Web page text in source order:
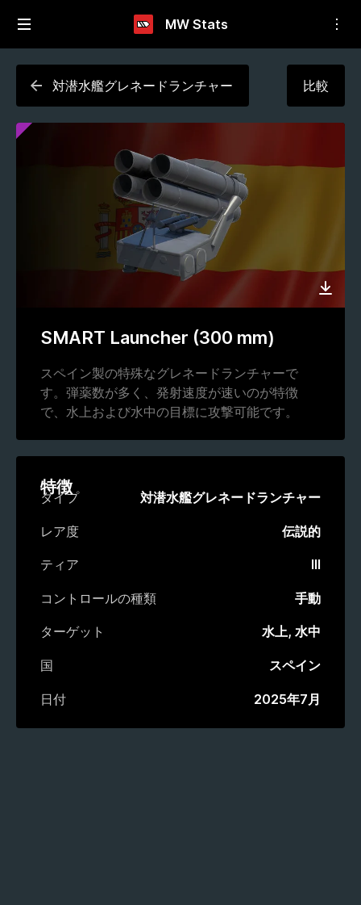
MW Stats
対潜水艦グレネードランチャー 比較
SMART Launcher (300 mm)
スペイン製の特殊なグレネードランチャーで
す。弾薬数が多く、発射速度が速いのが特徴
で、水上および水中の目標に攻撃可能です。
特徴
タイプ 対潜水艦グレネードランチャー
レア度 伝説的
ティア III
コントロールの種類 手動
ターゲット 水上, 水中
国 スペイン
日付 2025年7月